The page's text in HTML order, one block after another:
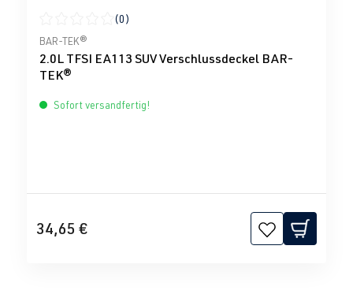
Durchschnittliche Bewertung von 0 von 5 Sternen
(0)
BAR-TEK®
2.0L TFSI EA113 SUV Verschlussdeckel BAR-
TEK®
Sofort versandfertig!
34,65 €